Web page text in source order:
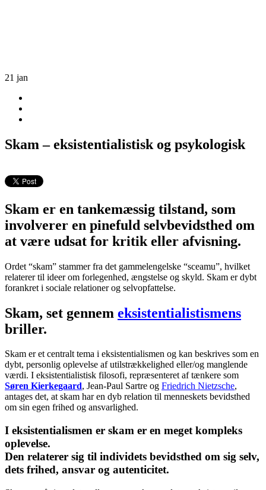
21 jan
Skam – eksistentialistisk og psykologisk
Skam er en tankemæssig tilstand, som
involverer en pinefuld selvbevidsthed om
at være udsat for kritik eller afvisning.
Ordet “skam” stammer fra det gammelengelske “sceamu”, hvilket
relaterer til ideer om forlegenhed, ængstelse og skyld. Skam er dybt
forankret i sociale relationer og selvopfattelse.
Skam, set gennem eksistentialistismens
briller.
Skam er et centralt tema i eksistentialismen og kan beskrives som en
dybt, personlig oplevelse af utilstrækkelighed eller/og manglende
værdi. I eksistentialistisk filosofi, repræsenteret af tænkere som
Søren Kierkegaard, Jean-Paul Sartre og Friedrich Nietzsche,
antages det, at skam har en dyb relation til menneskets bevidsthed
om sin egen frihed og ansvarlighed.
I eksistentialismen er skam er en meget kompleks
oplevelse.
Den relaterer sig til individets bevidsthed om sig selv,
dets frihed, ansvar og autenticitet.